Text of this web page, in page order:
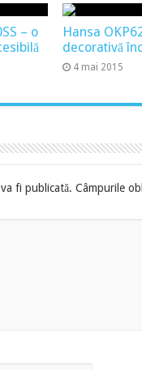
– o
Hansa
decorativă
4 mai 2015
fi publicată. Câmpurile